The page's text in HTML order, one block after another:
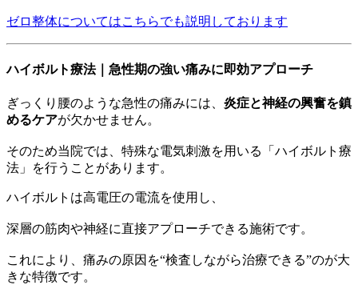
ゼロ整体についてはこちらでも説明しております
ハイボルト療法｜急性期の強い痛みに即効アプローチ
ぎっくり腰のような急性の痛みには、 炎症と神経の興奮を鎮
めるケアが欠かせません。
そのため当院では、特殊な電気刺激を用いる「ハイボルト療
法」を行うことがあります。
ハイボルトは高電圧の電流を使用し、
深層の筋肉や神経に直接アプローチできる施術です。
これにより、痛みの原因を“検査しながら治療できる”のが大
きな特徴です。